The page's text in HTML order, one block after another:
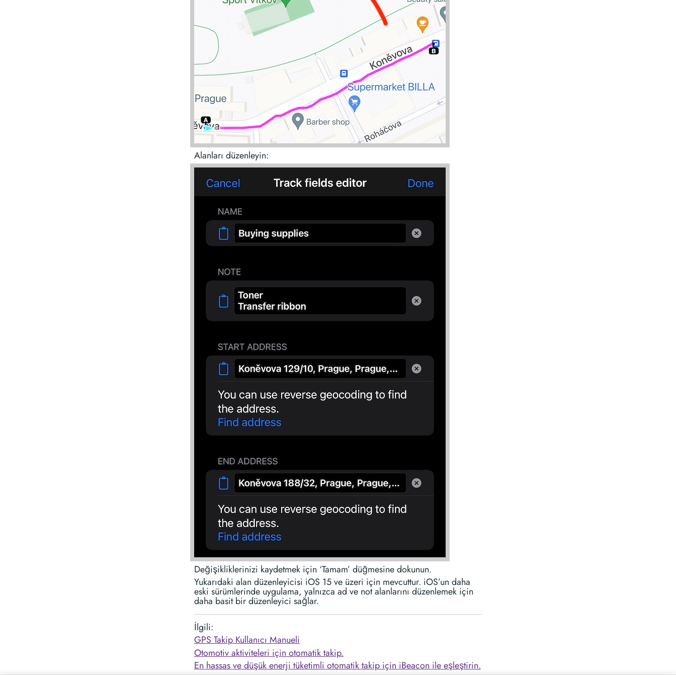
Alanları düzenleyin:
Değişikliklerinizi kaydetmek için ‘Tamam’ düğmesine dokunun.
Yukarıdaki alan düzenleyicisi iOS 15 ve üzeri için mevcuttur. iOS’un daha
eski sürümlerinde uygulama, yalnızca ad ve not alanlarını düzenlemek için
daha basit bir düzenleyici sağlar.
İlgili:
GPS Takip Kullanıcı Manueli
Otomotiv aktiviteleri için otomatik takip.
En hassas ve düşük enerji tüketimli otomatik takip için iBeacon ile eşleştirin.